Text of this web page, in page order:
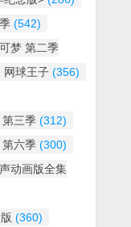
(542)
梦 第二季
网球王子 (356)
三季 (312)
六季 (300)
动画版全集
(360)